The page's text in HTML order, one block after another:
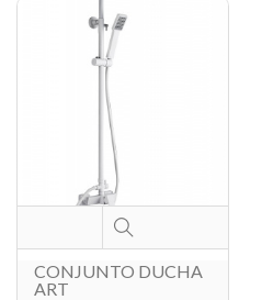
CONJUNTO DUCHA
ART